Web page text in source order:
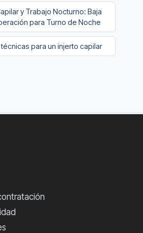
y Trabajo Nocturno: Baja
para Turno de Noche
para un injerto capilar